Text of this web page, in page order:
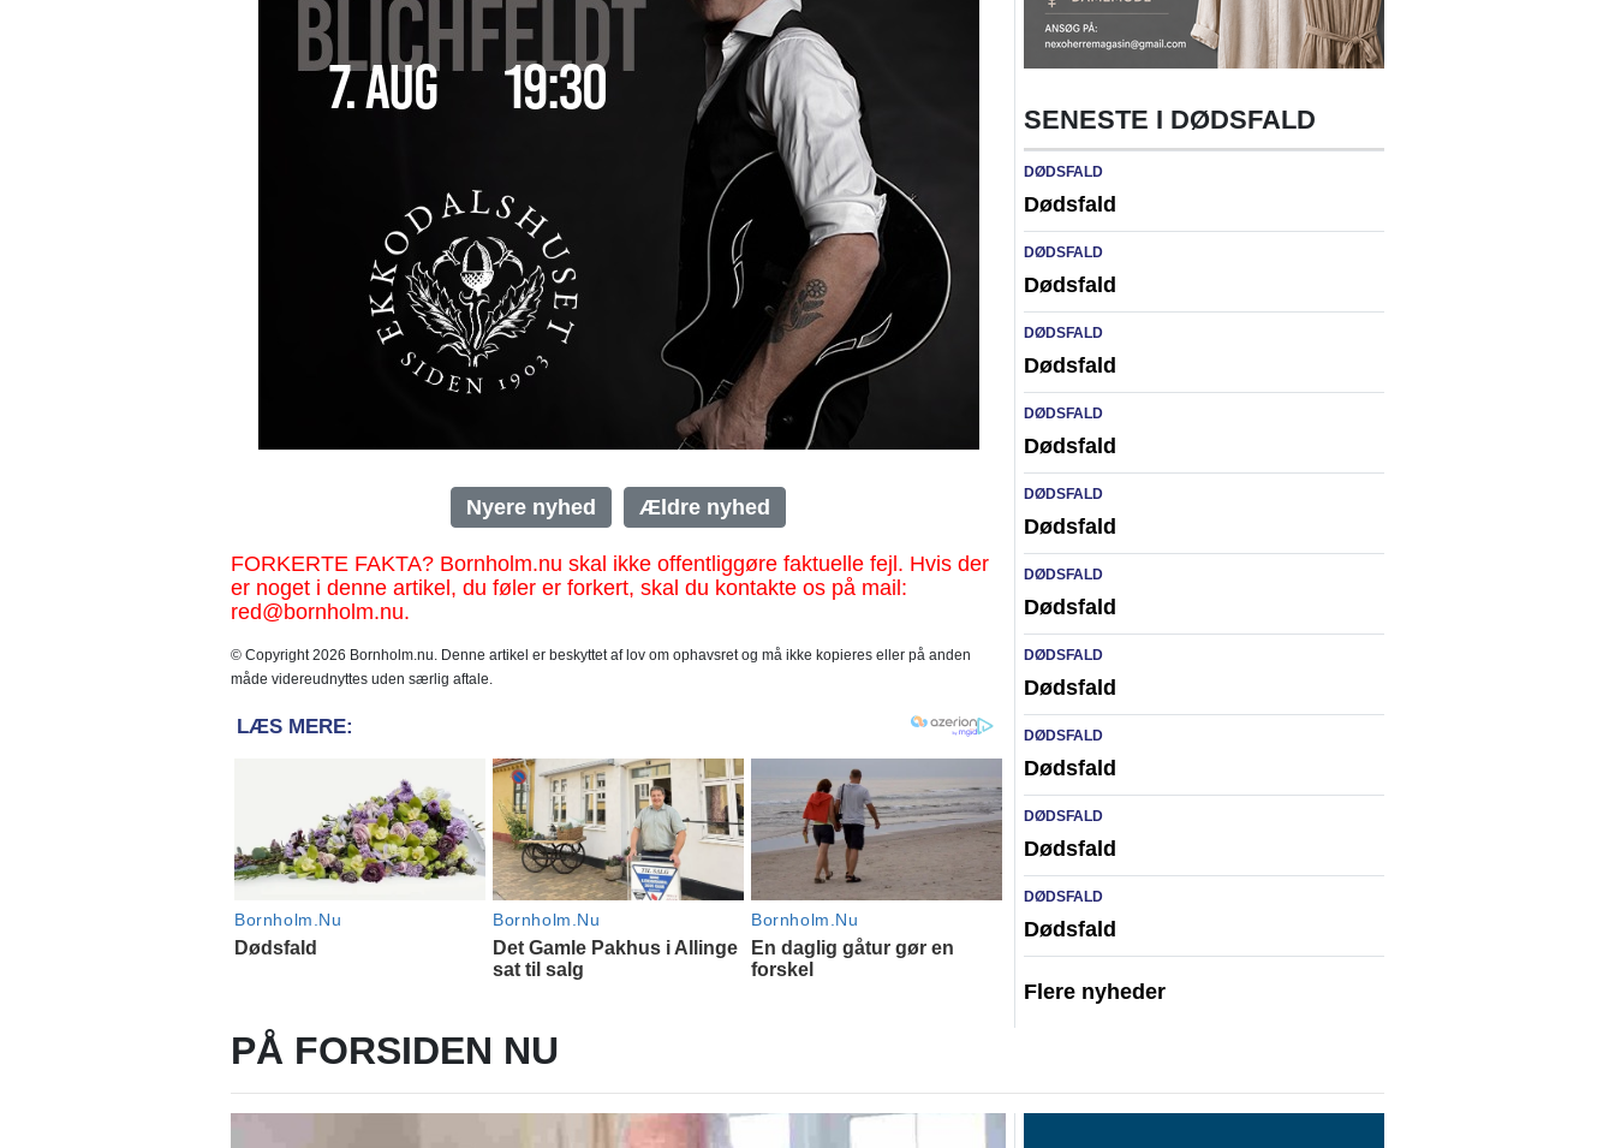
Nyere nyhed Ældre nyhed
FORKERTE FAKTA? Bornholm.nu skal ikke offentliggøre faktuelle fejl. Hvis der
er noget i denne artikel, du føler er forkert, skal du kontakte os på mail:
red@bornholm.nu.
© Copyright 2026 Bornholm.nu. Denne artikel er beskyttet af lov om ophavsret og må ikke kopieres eller på anden
måde videreudnyttes uden særlig aftale.
SENESTE I DØDSFALD
DØDSFALD
Dødsfald
DØDSFALD
Dødsfald
DØDSFALD
Dødsfald
DØDSFALD
Dødsfald
DØDSFALD
Dødsfald
DØDSFALD
Dødsfald
DØDSFALD
Dødsfald
DØDSFALD
Dødsfald
DØDSFALD
Dødsfald
DØDSFALD
Dødsfald
Flere nyheder
PÅ FORSIDEN NU